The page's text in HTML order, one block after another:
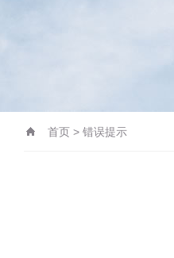
首页 > 错误提示